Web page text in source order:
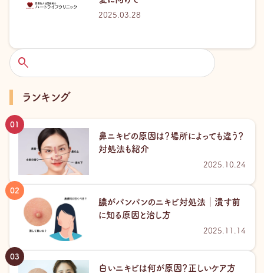
2025.03.28
検
索
ランキング
鼻ニキビの原因は？場所によっても違う？
対処法も紹介
2025.10.24
膿がパンパンのニキビ対処法｜潰す前
に知る原因と治し方
2025.11.14
白いニキビは何が原因？正しいケア方